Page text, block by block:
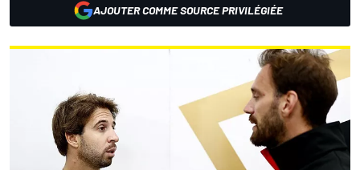
AJOUTER COMME SOURCE PRIVILÉGIÉE